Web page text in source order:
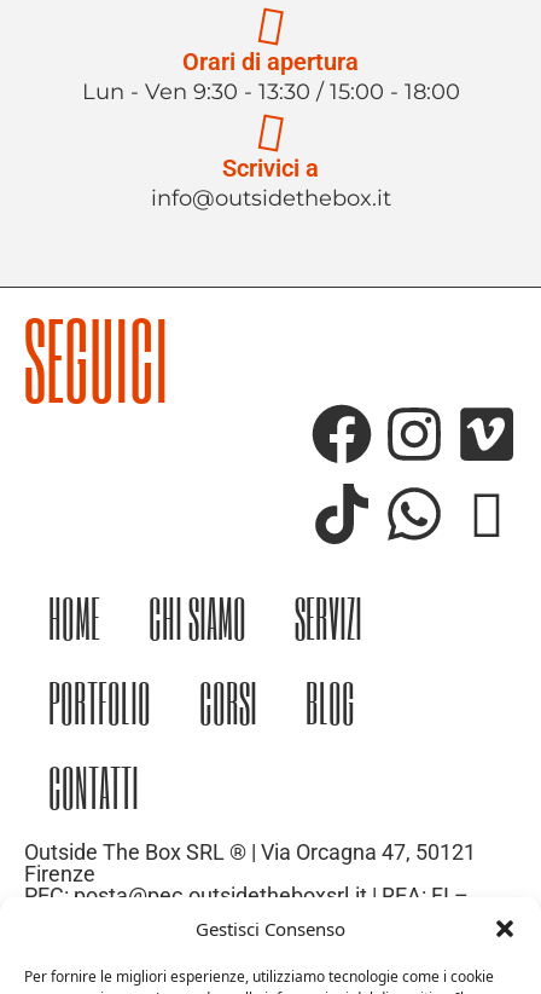
Gestisci Consenso
Per fornire le migliori esperienze, utilizziamo tecnologie come i cookie
Orari di apertura
Lun - Ven 9:30 - 13:30 / 15:00 - 18:00
Scrivici a
info@outsidethebox.it
HOME CHI SIAMO
SERVIZI
PORTFOLIO
CORSI
BLOG
CONTATTI
Outside The Box SRL ® | Via Orcagna 47, 50121
Firenze
PEC: posta@pec.outsidetheboxsrl.it | REA: FI –
669971| P.IVA: 06969740486
Capitale Sociale: 10.000€
SEGUICI